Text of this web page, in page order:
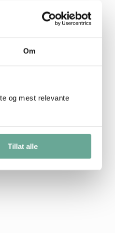
Om
og mest relevante
Tillat alle